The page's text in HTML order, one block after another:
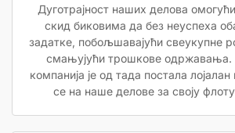
Дуготрајност наших делова
скид биковима да без неуспеха
задатке, побољшавајући свеукупне
смањујући трошкове одржавања.
компанија је од тада постала
се на наше делове за своју